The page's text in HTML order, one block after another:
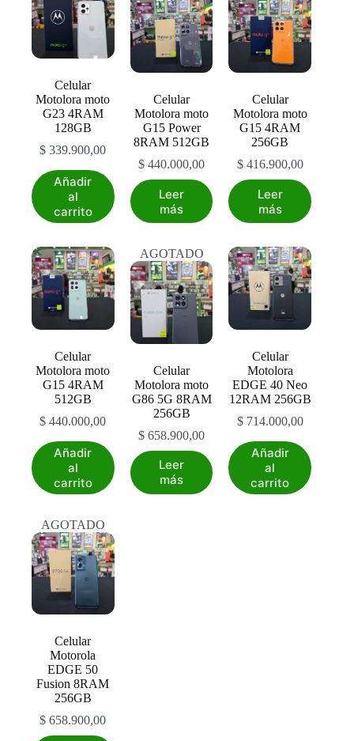
Celular
Motolora moto
G23 4RAM
128GB
$ 339.900,00
Añadir
al
carrito
Celular
Motolora moto
G15 Power
8RAM 512GB
$ 440.000,00
Leer
más
Celular
Motolora moto
G15 4RAM
256GB
$416.900,00
Leer
más
Celular
Motolora moto
G15 4RAM
512GB
$ 440.000,00
Añadir
al
carrito
AGOTADO
Celular
Motolora moto
G86 5G 8RAM
256GB
$ 658.900,00
Leer
más
Celular
Motolora
EDGE 40 Neo
12RAM 256GB
$714.000,00
Añadir
al
carrito
AGOTADO
Celular
Motorola
EDGE 50
Fusion 8RAM
256GB
$ 658.900,00